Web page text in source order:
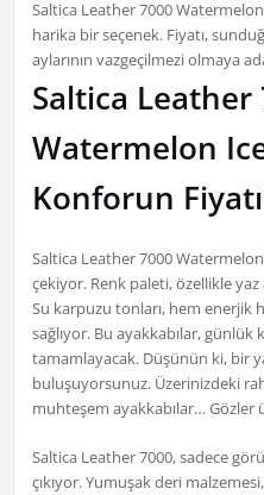
Saltica Leather 7000 Watermelon
harika bir seçenek. Fiyatı,
aylarının vazgeçilmezi olmaya
Saltica Leather
Watermelon
Konforun
Saltica Leather 7000 Watermelon
çekiyor. Renk paleti, özellikle
Su karpuzu tonları, hem
sağlıyor. Bu ayakkabılar, günlük
tamamlayacak. Düşünün ki, bir
buluşuyorsunuz. Üzerinizdeki
muhteşem ayakkabılar… Gözler
Saltica Leather 7000, sadece
çıkıyor. Yumuşak deri